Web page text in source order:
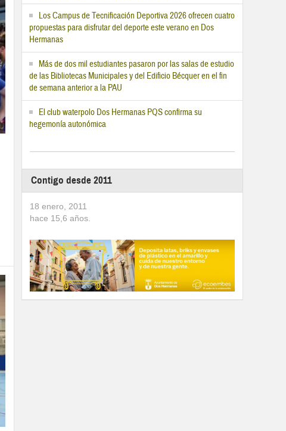
Los Campus de Tecnificación Deportiva 2026 ofrecen cuatro
propuestas para disfrutar del deporte este verano en Dos
Hermanas
Más de dos mil estudiantes pasaron por las salas de estudio
de las Bibliotecas Municipales y del Edificio Bécquer en el fin
de semana anterior a la PAU
El club waterpolo Dos Hermanas PQS confirma su
hegemonía autonómica
Contigo desde 2011
18 enero, 2011
hace 15,6 años.